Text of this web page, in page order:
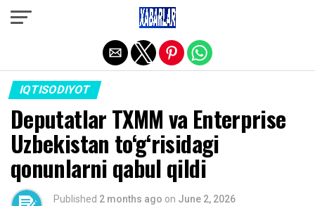
IQTISODIYOT
Deputatlar TXMM va Enterprise
Uzbekistan to‘g‘risidagi
qonunlarni qabul qildi
Published 2 months ago on June 2, 2026
Exit mobile version